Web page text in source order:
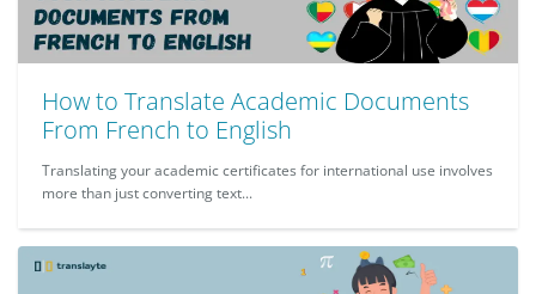
How to Translate Academic Documents
From French to English
Translating your academic certificates for international use involves
more than just converting text...